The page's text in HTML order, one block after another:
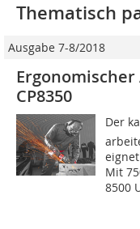
Thematisch
Ausgabe 7-8/2018
CP8350
Der
Mit
8500